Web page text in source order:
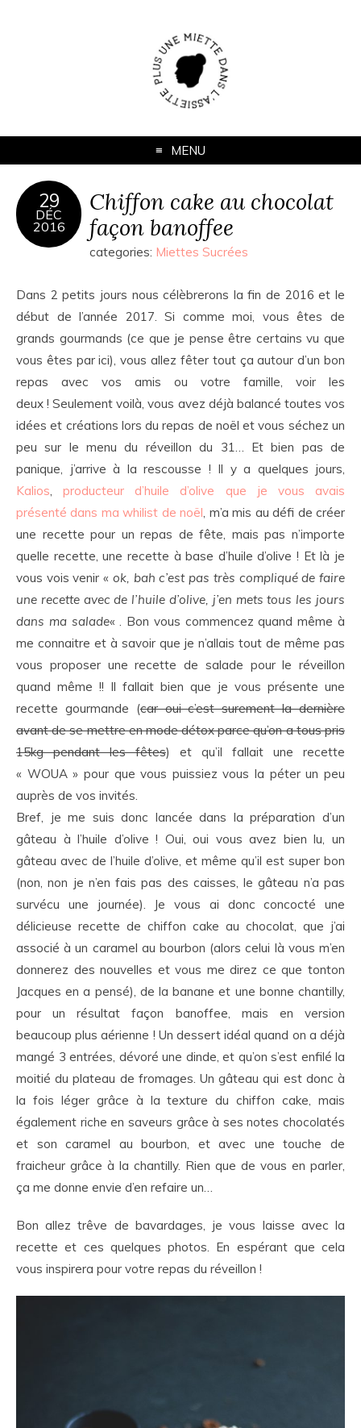
MENU
29
DÉC
2016
Chiffon cake au chocolat
façon banoffee
categories: Miettes Sucrées
Dans 2 petits jours nous célèbrerons la fin de 2016 et le
début de l’année 2017. Si comme moi, vous êtes de
grands gourmands (ce que je pense être certains vu que
vous êtes par ici), vous allez fêter tout ça autour d’un bon
repas avec vos amis ou votre famille, voir les
deux ! Seulement voilà, vous avez déjà balancé toutes vos
idées et créations lors du repas de noël et vous séchez un
peu sur le menu du réveillon du 31… Et bien pas de
panique, j’arrive à la rescousse ! Il y a quelques jours,
Kalios,producteur d’huile d’olive que je vous avais
présenté dans ma whilist de noël, m’a mis au défi de créer
une recette pour un repas de fête, mais pas n’importe
quelle recette, une recette à base d’huile d’olive ! Et là je
vous vois venir « ok, bah c’est pas très compliqué de faire
une recette avec de l’huile d’olive, j’en mets tous les jours
dans ma salade« . Bon vous commencez quand même à
me connaitre et à savoir que je n’allais tout de même pas
vous proposer une recette de salade pour le réveillon
quand même !! Il fallait bien que je vous présente une
recette gourmande (car oui c’est surement la dernière
avant de se mettre en mode détox parce qu’on a tous pris
15kg pendant les fêtes) et qu’il fallait une recette
« WOUA » pour que vous puissiez vous la péter un peu
auprès de vos invités.
Bref, je me suis donc lancée dans la préparation d’un
gâteau à l’huile d’olive ! Oui, oui vous avez bien lu, un
gâteau avec de l’huile d’olive, et même qu’il est super bon
(non, non je n’en fais pas des caisses, le gâteau n’a pas
survécu une journée). Je vous ai donc concocté une
délicieuse recette de chiffon cake au chocolat, que j’ai
associé à un caramel au bourbon (alors celui là vous m’en
donnerez des nouvelles et vous me direz ce que tonton
Jacques en a pensé), de la banane et une bonne chantilly,
pour un résultat façon banoffee, mais en version
beaucoup plus aérienne ! Un dessert idéal quand on a déjà
mangé 3 entrées, dévoré une dinde, et qu’on s’est enfilé la
moitié du plateau de fromages. Un gâteau qui est donc à
la fois léger grâce à la texture du chiffon cake, mais
également riche en saveurs grâce à ses notes chocolatés
et son caramel au bourbon, et avec une touche de
fraicheur grâce à la chantilly. Rien que de vous en parler,
ça me donne envie d’en refaire un…
Bon allez trêve de bavardages, je vous laisse avec la
recette et ces quelques photos. En espérant que cela
vous inspirera pour votre repas du réveillon !